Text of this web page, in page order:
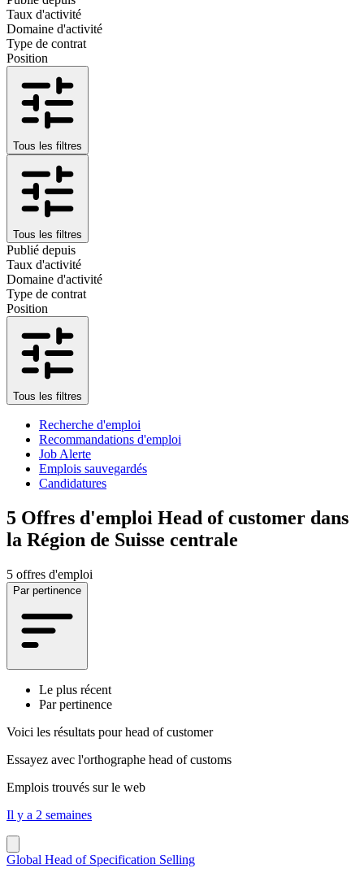
Taux d'activité
Domaine d'activité
Type de contrat
Position
Tous les filtres
Tous les filtres
Publié depuis
Taux d'activité
Domaine d'activité
Type de contrat
Position
Tous les filtres
Recherche d'emploi
Recommandations d'emploi
Job Alerte
Emplois sauvegardés
Candidatures
5 Offres d'emploi Head of customer dans
la Région de Suisse centrale
5 offres d'emploi
Par pertinence
Le plus récent
Par pertinence
Voici les résultats pour head of customer
Essayez avec l'orthographe head of customs
Emplois trouvés sur le web
Il y a 2 semaines
Global Head of Specification Selling